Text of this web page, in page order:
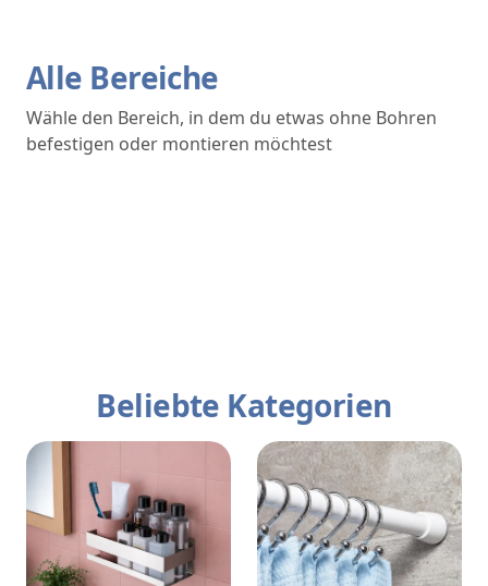
Alle Bereiche
Wähle den Bereich, in dem du etwas ohne Bohren
befestigen oder montieren möchtest
Bad
Küche
Beliebte Kategorien